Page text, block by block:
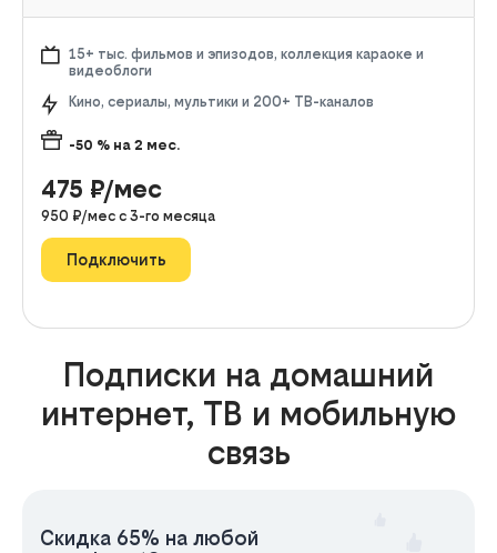
15+ тыс. фильмов и эпизодов, коллекция караоке и
видеоблоги
Кино, сериалы, мультики и 200+ ТВ-каналов
-50 % на 2 мес.
475 ₽/мес
950 ₽/мес с 3-го месяца
Подключить
Подписки на домашний
интернет, ТВ и мобильную
связь
Скидка 65% на любой